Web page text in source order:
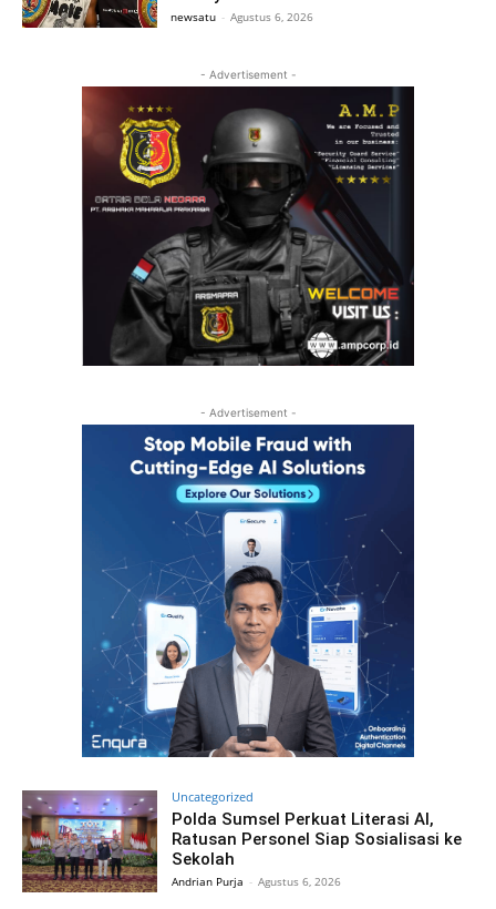
newsatu - Agustus 6, 2026
- Advertisement -
- Advertisement -
Uncategorized
Polda Sumsel Perkuat Literasi AI,
Ratusan Personel Siap Sosialisasi ke
Sekolah
Andrian Purja - Agustus 6, 2026